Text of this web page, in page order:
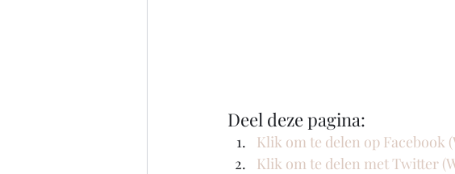
Deel deze pagina:
Klik om te delen op Facebook
Klik om te delen met Twitter